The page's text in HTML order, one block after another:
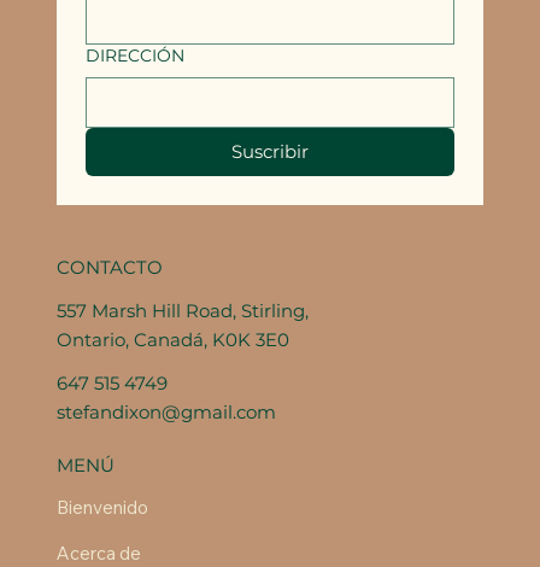
DIRECCIÓN
Suscribir
CONTACTO
557 Marsh Hill Road, Stirling,
Ontario, Canadá, K0K 3E0
647 515 4749
stefandixon@gmail.com
MENÚ
Bienvenido
Acerca de